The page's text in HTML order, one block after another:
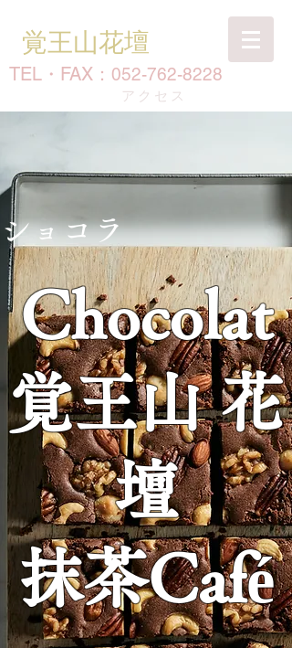
覚王山花壇
TEL・FAX： 052-762-8228
​アクセス
ショコラ
Chocolat
覚王山 花
壇
抹茶Café